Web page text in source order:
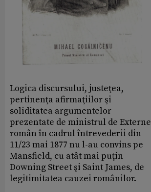
Logica discursului, justeţea,
pertinenţa afirmaţiilor şi
soliditatea argumentelor
prezentate de ministrul de Externe
român în cadrul întrevederii din
11/23 mai 1877 nu l-au convins pe
Mansfield, cu atât mai puţin
Downing Street şi Saint James, de
legitimitatea cauzei românilor.